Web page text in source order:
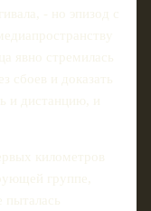
- но эпизод с
явно стремилась
сбоев и доказать
и дистанцию, и
километров
группе,
пыталась